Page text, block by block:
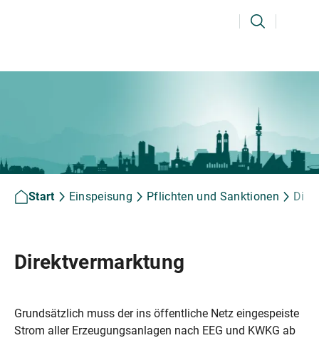
Suchen
Start Einspeisung Pflichten und Sanktionen
Direktvermarktung
Grundsätzlich muss der ins öffentliche Netz eingespeiste
Strom aller Erzeugungsanlagen nach EEG und KWKG ab